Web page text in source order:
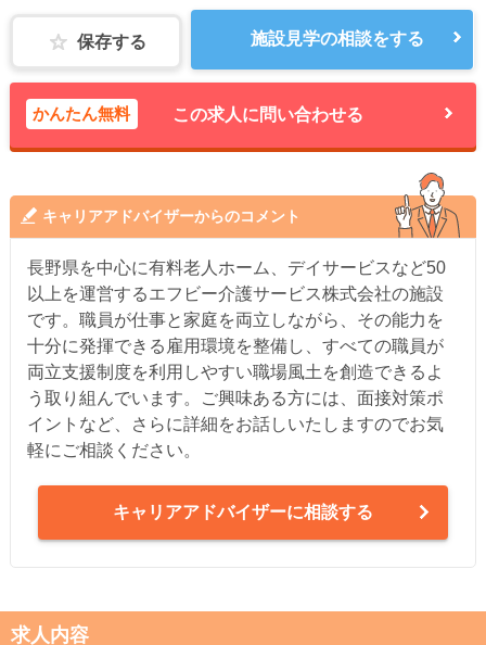
保存する 施設見学の相談をする
かんたん無料 この求人に問い合わせる
キャリアアドバイザーからのコメント
長野県を中心に有料老人ホーム、デイサービスなど50
以上を運営するエフビー介護サービス株式会社の施設
です。職員が仕事と家庭を両立しながら、その能力を
十分に発揮できる雇用環境を整備し、すべての職員が
両立支援制度を利用しやすい職場風土を創造できるよ
う取り組んでいます。ご興味ある方には、面接対策ポ
イントなど、さらに詳細をお話しいたしますのでお気
軽にご相談ください。
キャリアアドバイザーに相談する
求人内容